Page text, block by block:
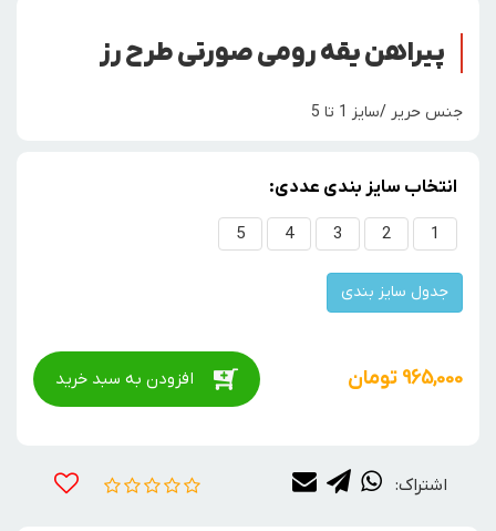
پیراهن یقه رومی صورتی طرح رز
جنس حریر /سایز 1 تا 5
انتخاب سایز بندی عددی:
1
2
3
4
5
جدول سایز بندی
965,000 تومان افزودن به سبد خرید
اشتراک: